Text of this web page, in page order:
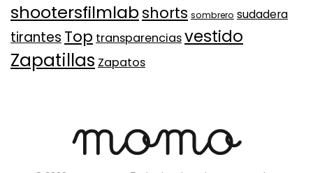
shootersfilmlabshorts sombrero sudadera
tirantes Top transparenciasvestido
Zapatillas Zapatos